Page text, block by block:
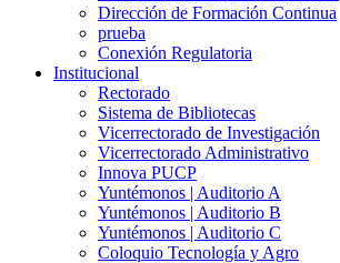
Dirección de Formación Continua
prueba
Conexión Regulatoria
Institucional
Rectorado
Sistema de Bibliotecas
Vicerrectorado de Investigación
Vicerrectorado Administrativo
Innova PUCP
Yuntémonos | Auditorio A
Yuntémonos | Auditorio B
Yuntémonos | Auditorio C
Coloquio Tecnología y Agro